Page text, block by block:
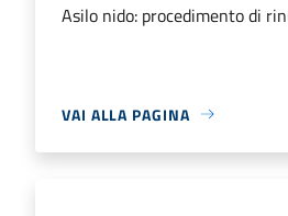
Asilo nido: procedimento di
VAI ALLA PAGINA